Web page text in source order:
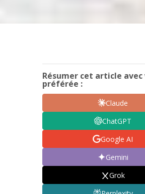
Résumer cet article
préférée :
Claude
ChatGPT
Google AI
Gemini
Grok